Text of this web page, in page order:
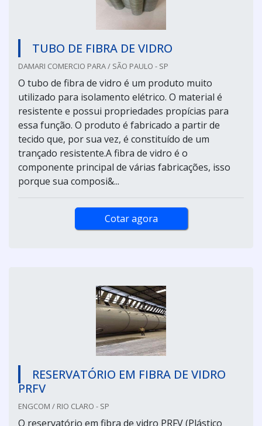
TUBO DE FIBRA DE VIDRO
DAMARI COMERCIO PARA / SÃO PAULO - SP
O tubo de fibra de vidro é um produto muito
utilizado para isolamento elétrico. O material é
resistente e possui propriedades propícias para
essa função. O produto é fabricado a partir de
tecido que, por sua vez, é constituído de um
trançado resistente.A fibra de vidro é o
componente principal de várias fabricações, isso
porque sua composi&...
Cotar agora
RESERVATÓRIO EM FIBRA DE VIDRO
PRFV
ENGCOM / RIO CLARO - SP
O reservatório em fibra de vidro PRFV (Plástico